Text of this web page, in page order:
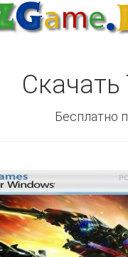
Бесплатно